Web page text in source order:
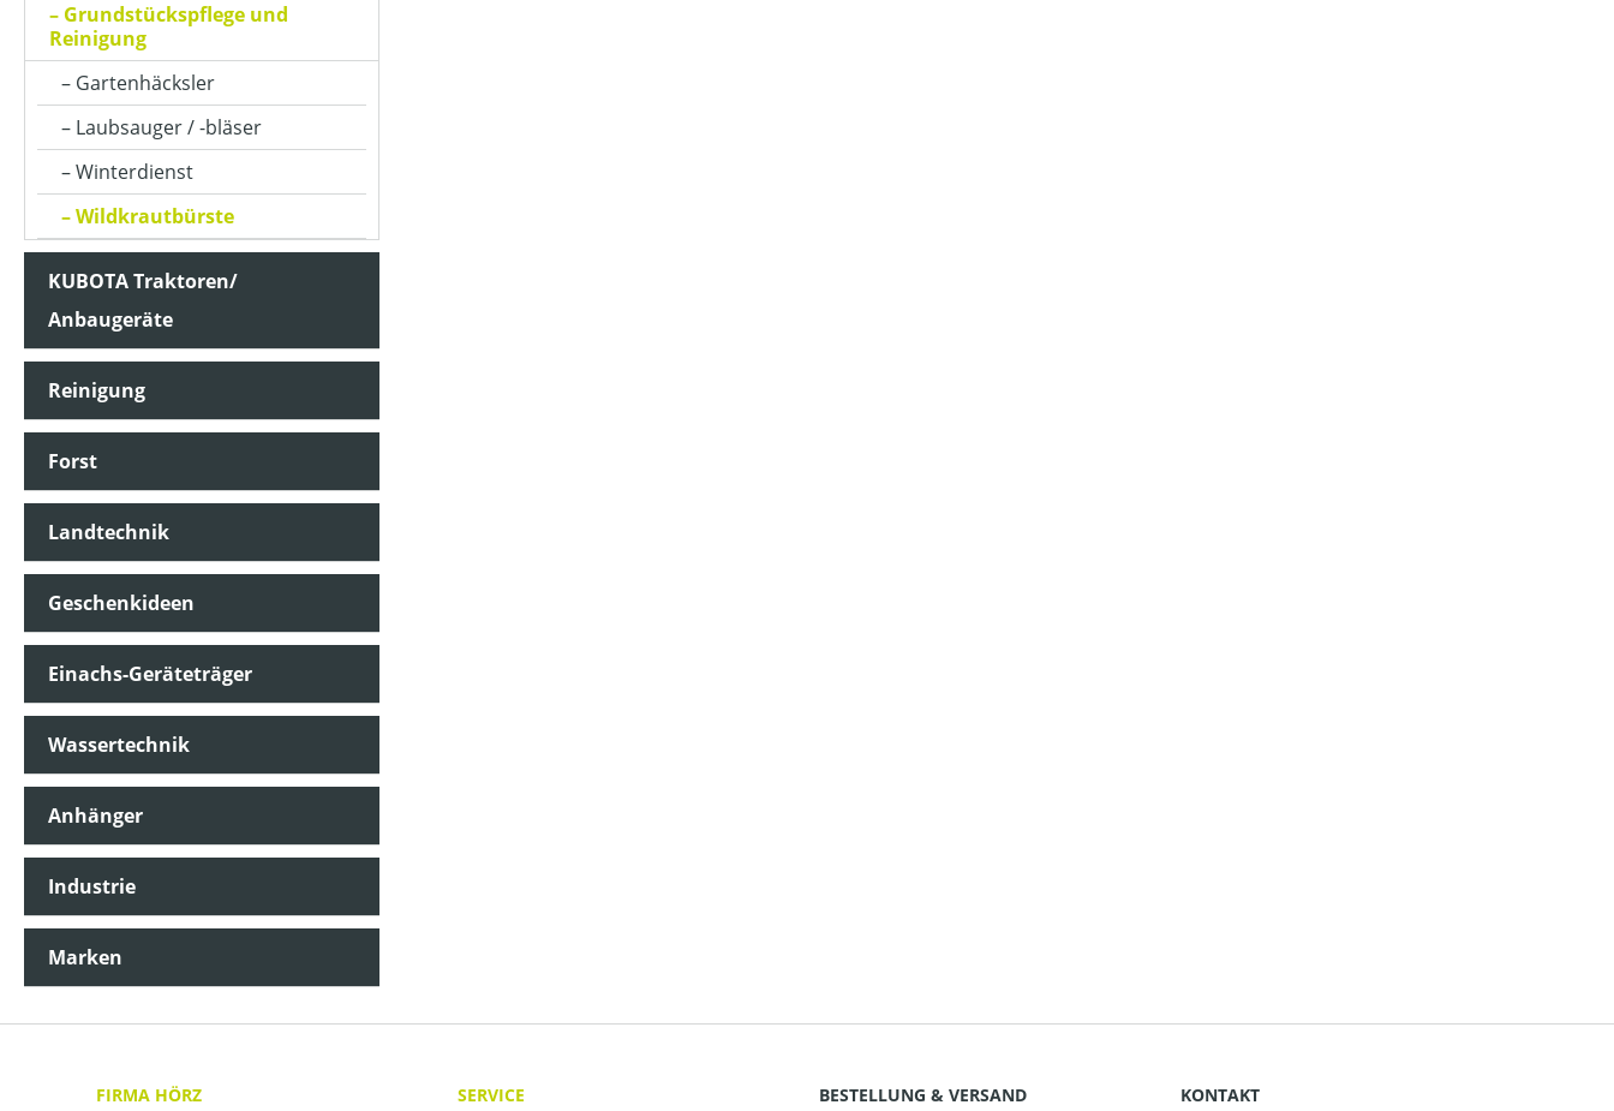
MOTOR
MOTORLEISTUNG
MOTORLEISTUNG (IN PS)
MOTORLEISTUNG (IN UMDREHUNGEN/MIN)
MOTORLEISTUNG (IN KW)
MOTORTYP (HERSTELLERBEZEICHNUNG)
STARTSYSTEM
Grundstückspflege und
Reinigung
Gartenhäcksler
Laubsauger / -bläser
Winterdienst
Wildkrautbürste
KUBOTA Traktoren/
Anbaugeräte
Reinigung
Forst
Landtechnik
Geschenkideen
Einachs-Geräteträger
Wassertechnik
Anhänger
Industrie
Marken
FIRMA HÖRZ
SERVICE
BESTELLUNG & VERSAND
KONTAKT